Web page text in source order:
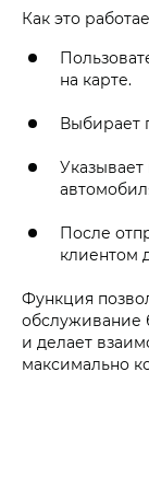
Как это
на карте.
Выбирает
После
клиентом
Функция
обслуживание
и делает
максимально